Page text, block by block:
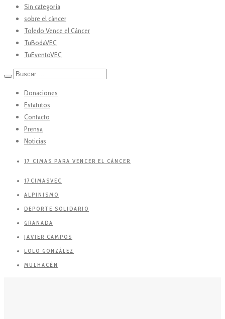
Sin categoría
sobre el cáncer
Toledo Vence el Cáncer
TuBodaVEC
TuEventoVEC
Donaciones
Estatutos
Contacto
Prensa
Noticias
17 CIMAS PARA VENCER EL CÁNCER
17CIMASVEC
ALPINISMO
DEPORTE SOLIDARIO
GRANADA
JAVIER CAMPOS
LOLO GONZÁLEZ
MULHACÉN